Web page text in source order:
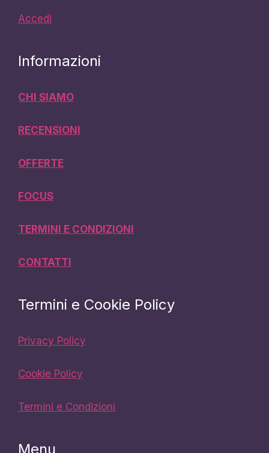
Accedi
Informazioni
CHI SIAMO
RECENSIONI
OFFERTE
FOCUS
TERMINI E CONDIZIONI
CONTATTI
Termini e Cookie Policy
Privacy Policy
Cookie Policy
Termini e Condizioni
Menu